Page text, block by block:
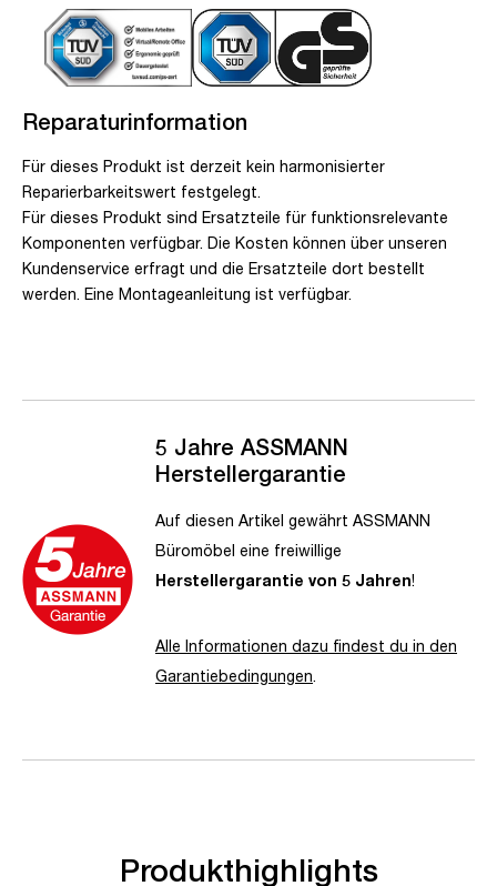
Reparaturinformation
Für dieses Produkt ist derzeit kein harmonisierter
Reparierbarkeitswert festgelegt.
Für dieses Produkt sind Ersatzteile für funktionsrelevante
Komponenten verfügbar. Die Kosten können über unseren
Kundenservice erfragt und die Ersatzteile dort bestellt
werden. Eine Montageanleitung ist verfügbar.
5 Jahre ASSMANN
Herstellergarantie
Auf diesen Artikel gewährt ASSMANN
Büromöbel eine freiwillige
Herstellergarantie von 5 Jahren!
Alle Informationen dazu findest du in den
Garantiebedingungen.
Produkthighlights